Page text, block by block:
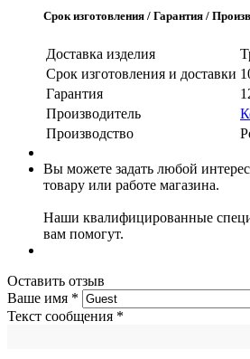
Срок изготовления / Гарантия /
Доставка изделия
Срок изготовления и доставки
Гарантия
Производитель
Производство
Вы можете задать любой
товару или работе магазина.
Наши квалифицированные
вам помогут.
Оставить отзыв
Ваше имя *
Текст сообщения *